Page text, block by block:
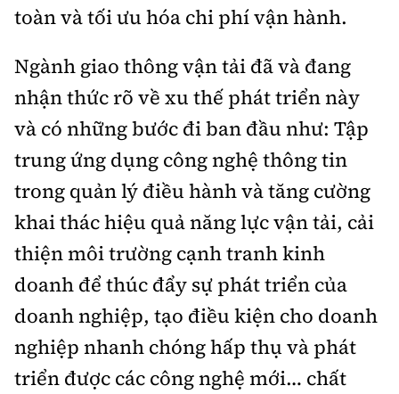
toàn và tối ưu hóa chi phí vận hành.
Ngành giao thông vận tải đã và đang
nhận thức rõ về xu thế phát triển này
và có những bước đi ban đầu như: Tập
trung ứng dụng công nghệ thông tin
trong quản lý điều hành và tăng cường
khai thác hiệu quả năng lực vận tải, cải
thiện môi trường cạnh tranh kinh
doanh để thúc đẩy sự phát triển của
doanh nghiệp, tạo điều kiện cho doanh
nghiệp nhanh chóng hấp thụ và phát
triển được các công nghệ mới… chất